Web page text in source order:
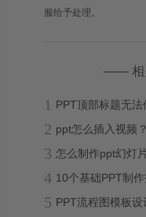
服给予处理。
—— 相
1 PPT顶部标题无法修
2 ppt怎么插入视频
3 怎么制作ppt幻灯
4 10个基础PPT制
5 PPT流程图模板